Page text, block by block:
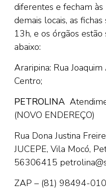
diferentes e fecham
demais locais, as
13h, e os órgãos
abaixo:
Araripina: Rua
Centro;
PETROLINA
(NOVO ENDEREÇO)
Rua Dona Justina
JUCEPE, Vila Mocó,
56306415
ZAP – (81) 98494-